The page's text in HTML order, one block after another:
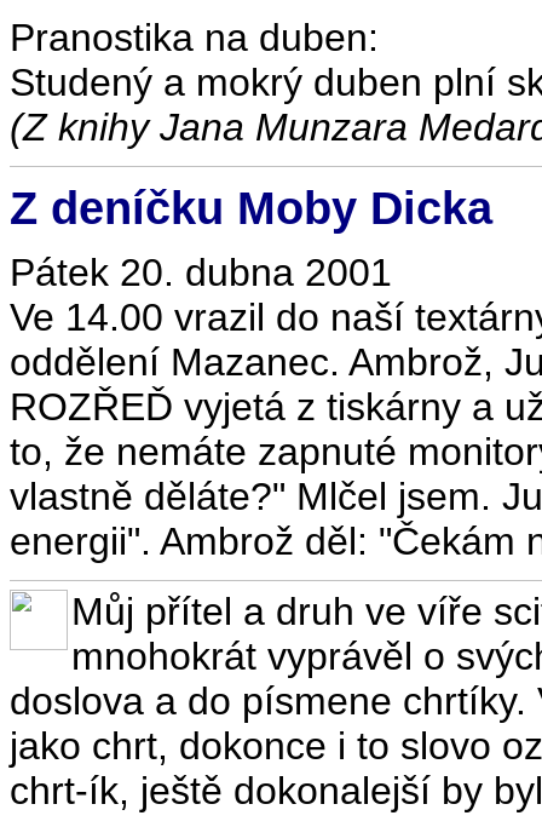
Pranostika na duben:
Studený a mokrý duben plní
(Z knihy Jana Munzara
Z deníčku Moby Dicka
Pátek 20. dubna 2001
Ve 14.00 vrazil do naší
oddělení Mazanec. Ambrož,
ROZŘEĎ vyjetá z tiskárny a
to, že nemáte zapnuté
vlastně děláte?" Mlčel jsem.
energii". Ambrož děl: "Čekám
Můj přítel a druh ve víře
mnohokrát vyprávěl o
doslova a do písmene
jako chrt, dokonce i to slovo
chrt-ík, ještě dokonalejší by